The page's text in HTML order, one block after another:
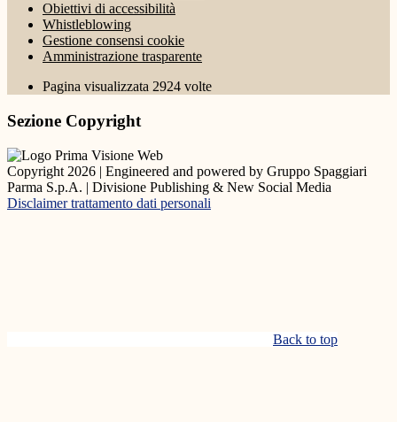
Obiettivi di accessibilità
Whistleblowing
Gestione consensi cookie
Amministrazione trasparente
Pagina visualizzata 2924 volte
Sezione Copyright
Copyright 2026 | Engineered and powered by Gruppo Spaggiari
Parma S.p.A. | Divisione Publishing & New Social Media
Disclaimer trattamento dati personali
Back to top